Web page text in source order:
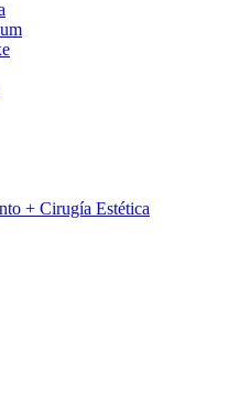
+ Cirugía Estética